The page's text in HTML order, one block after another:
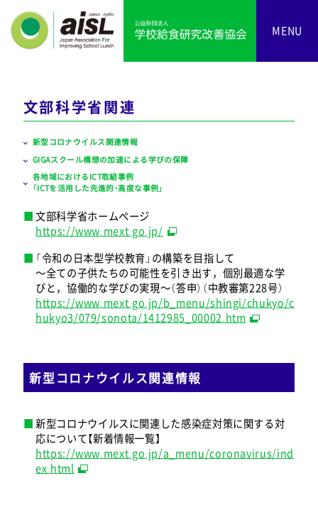
MENU
文部科学省関連
新型コロナウイルス関連情報
GIGAスクール構想の加速による学びの保障
各地域におけるICT取組事例
「ICTを活用した先進的・高度な事例」
文部科学省ホームページ
https://www.mext.go.jp/
「令和の日本型学校教育」の構築を目指して
～全ての子供たちの可能性を引き出す，個別最適な学
びと，協働的な学びの実現～（答申）（中教審第228号）
https://www.mext.go.jp/b_menu/shingi/chukyo/c
hukyo3/079/sonota/1412985_00002.htm
新型コロナウイルス関連情報
新型コロナウイルスに関連した感染症対策に関する対
応について【新着情報一覧】
https://www.mext.go.jp/a_menu/coronavirus/ind
ex.html